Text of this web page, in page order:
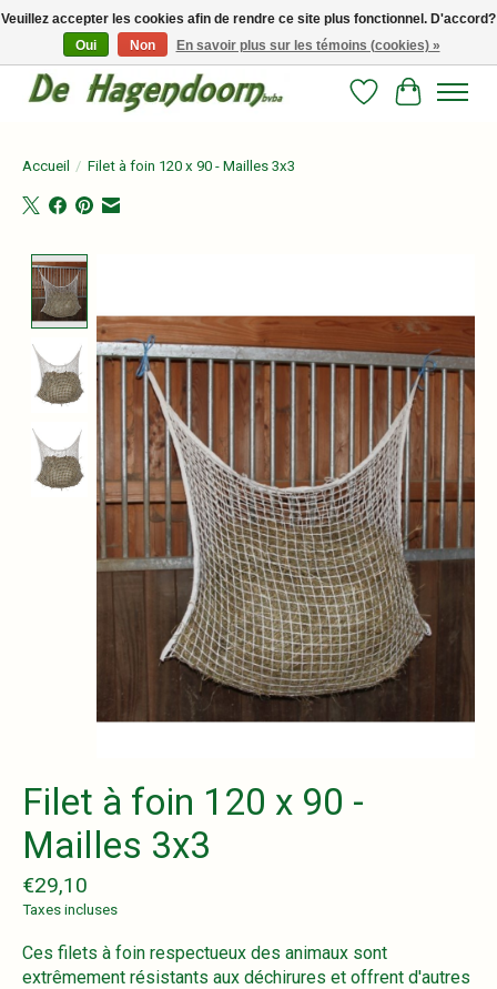
Persoonlijk advies en betrouwbare voeding voor jouw paard!
Liste dePanier
Accueil / Filet à foin 120 x 90 - Mailles 3x3
Filet à foin 120 x 90 -
Mailles 3x3
€29,10
Taxes incluses
Ces filets à foin respectueux des animaux sont
extrêmement résistants aux déchirures et offrent d'autres
Veuillez accepter les cookies afin de rendre ce site plus fonctionnel. D'accord?
Oui
Non En savoir plus sur les témoins (cookies) »